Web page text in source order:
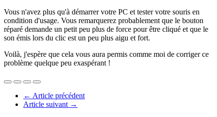
Vous n'avez plus qu'à démarrer votre PC et tester votre souris en
condition d'usage. Vous remarquerez probablement que le bouton
réparé demande un petit peu plus de force pour être cliqué et que le
son émis lors du clic est un peu plus aigu et fort.
Voilà, j'espère que cela vous aura permis comme moi de corriger ce
problème quelque peu exaspérant !
← Article précédent
Article suivant →